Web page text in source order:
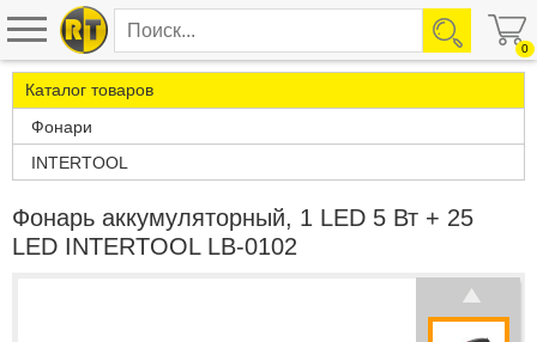
0
Каталог товаров
Фонари
INTERTOOL
Фонарь аккумуляторный, 1 LED 5 Вт + 25
LED INTERTOOL LB-0102